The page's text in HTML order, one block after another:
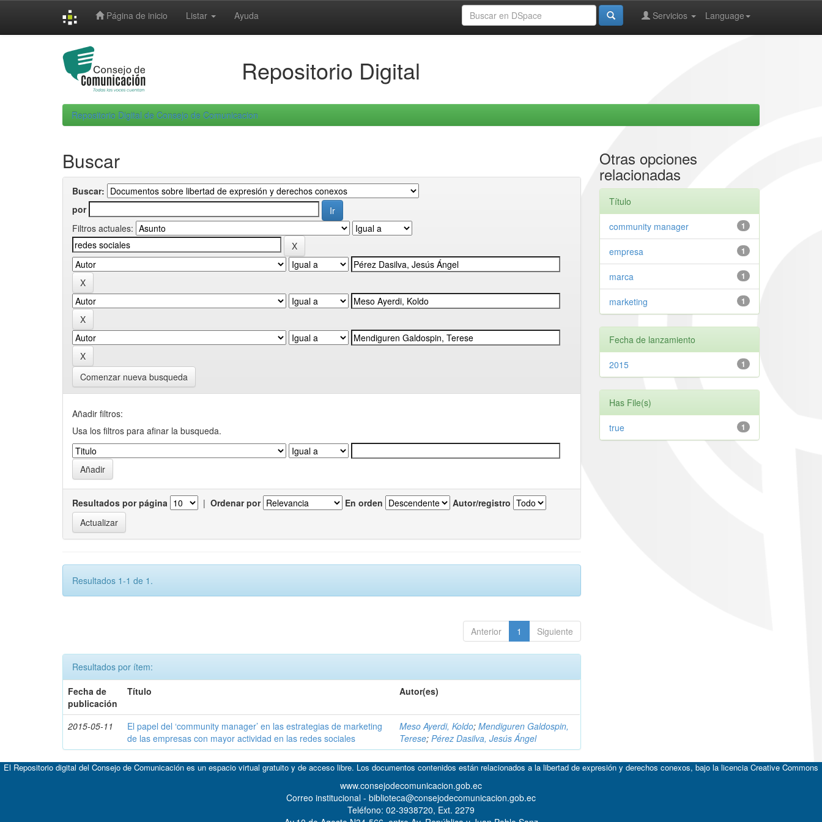
Página de inicio Listar Ayuda Language
Servicios
Repositorio Digital
Repositorio Digital de Consejo de Comunicacion
Buscar
Buscar:
por
Filtros actuales:
Comenzar nueva busqueda
Añadir filtros:
Usa los filtros para afinar la busqueda.
Resultados por página | Ordenar por En orden Autor/registro
Resultados 1-1 de 1.
Anterior 1 Siguiente
Resultados por ítem:
Fecha de
publicación
Título Autor(es)
2015-05-11
El papel del ‘community manager’ en las estrategias de marketing
de las empresas con mayor actividad en las redes sociales
Meso Ayerdi, Koldo;Mendiguren Galdospin,
Terese;Pérez Dasilva, Jesús Ángel
Otras opciones
relacionadas
Título
1
community manager
1
empresa
1
marca
1
marketing
Fecha de lanzamiento
1
2015
Has File(s)
1
true
El Repositorio digital del Consejo de Comunicación es un espacio virtual gratuito y de acceso libre. Los documentos contenidos están relacionados a la libertad de expresión y derechos conexos, bajo la licencia Creative Commons
www.consejodecomunicacion.gob.ec
Correo institucional - biblioteca@consejodecomunicacion.gob.ec
Teléfono: 02-3938720, Ext. 2279